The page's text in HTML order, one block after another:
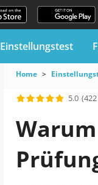
Einstellungstest
Home
5.0